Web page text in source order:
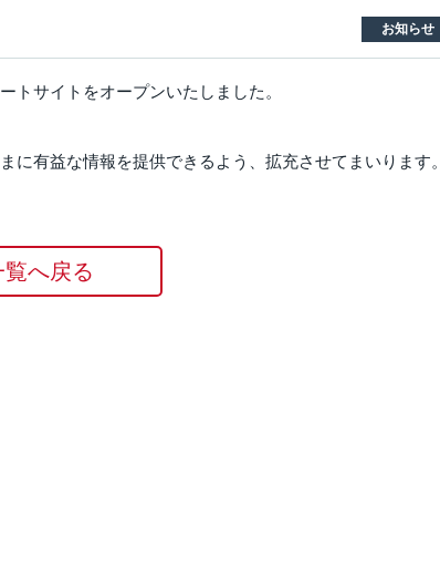
お知らせ
トサイトをオープンいたしました。
有益な情報を提供できるよう、拡充させてまいります。
へ戻る